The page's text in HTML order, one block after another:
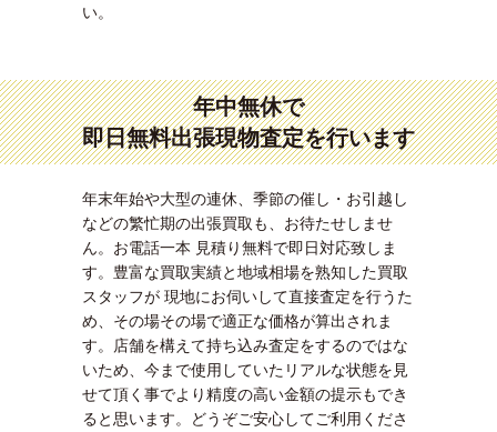
い。
年中無休で
即日無料出張現物査定を行います
年末年始や大型の連休、季節の催し・お引越し
などの繁忙期の出張買取も、お待たせしませ
ん。お電話一本 見積り無料で即日対応致しま
す。豊富な買取実績と地域相場を熟知した買取
スタッフが 現地にお伺いして直接査定を行うた
め、その場その場で適正な価格が算出されま
す。店舗を構えて持ち込み査定をするのではな
いため、今まで使用していたリアルな状態を見
せて頂く事でより精度の高い金額の提示もでき
ると思います。どうぞご安心してご利用くださ